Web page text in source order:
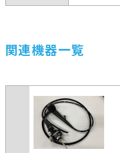
関連機器一覧